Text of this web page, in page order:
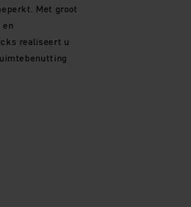
Met groot
realiseert u